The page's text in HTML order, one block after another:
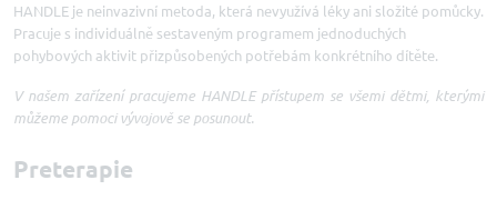
HANDLE je neinvazivní metoda, která nevyužívá léky ani složité pomůcky.
Pracuje s individuálně sestaveným programem jednoduchých
pohybových aktivit přizpůsobených potřebám konkrétního dítěte.
V našem zařízení pracujeme HANDLE přístupem se všemi dětmi, kterými
můžeme pomoci vývojově se posunout.
Preterapie